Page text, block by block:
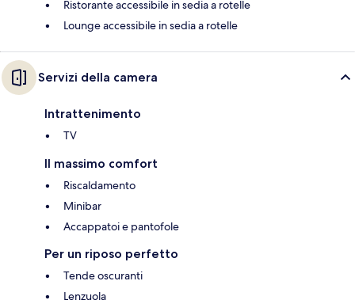
Ristorante accessibile in sedia a rotelle
Lounge accessibile in sedia a rotelle
Servizi della camera
Intrattenimento
TV
Il massimo comfort
Riscaldamento
Minibar
Accappatoi e pantofole
Per un riposo perfetto
Tende oscuranti
Lenzuola